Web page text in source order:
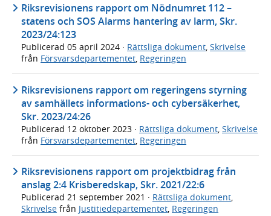
Riksrevisionens rapport om Nödnumret 112 –
statens och SOS Alarms hantering av larm, Skr.
2023/24:123
Publicerad 05 april 2024 · Rättsliga dokument, Skrivelse
från Försvarsdepartementet, Regeringen
Riksrevisionens rapport om regeringens styrning
av samhällets informations- och cybersäkerhet,
Skr. 2023/24:26
Publicerad 12 oktober 2023 · Rättsliga dokument Skrivelse
från Försvarsdepartementet Regeringen
Riksrevisionens rapport om projektbidrag från
anslag 2:4 Krisberedskap, Skr. 2021/22:6
Publicerad 21 september 2021 · Rättsliga dokument,
Skrivelse från Justitiedepartementet, Regeringen